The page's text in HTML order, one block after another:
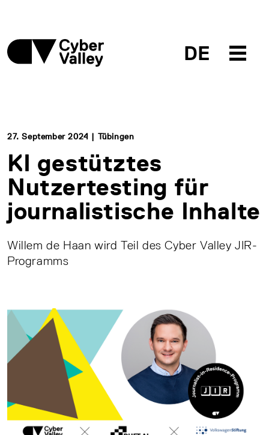
DE
27. September 2024 | Tübingen
KI gestütztes
Nutzertesting für
journalistische Inhalte
Willem de Haan wird Teil des Cyber Valley JIR-
Programms